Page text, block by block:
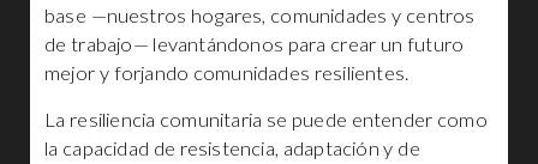
base —nuestros hogares, comunidades y centros
de trabajo— levantándonos para crear un futuro
mejor y forjando comunidades resilientes.
La resiliencia comunitaria se puede entender como
la capacidad de resistencia, adaptación y de